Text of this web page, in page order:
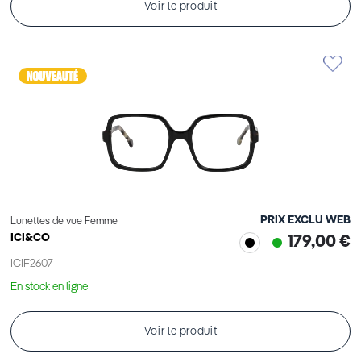
Voir le produit
Lunettes de vue Femme
ICI&CO
ICIF2607
PRIX EXCLU WEB
179,00 €
En stock en ligne
Voir le produit